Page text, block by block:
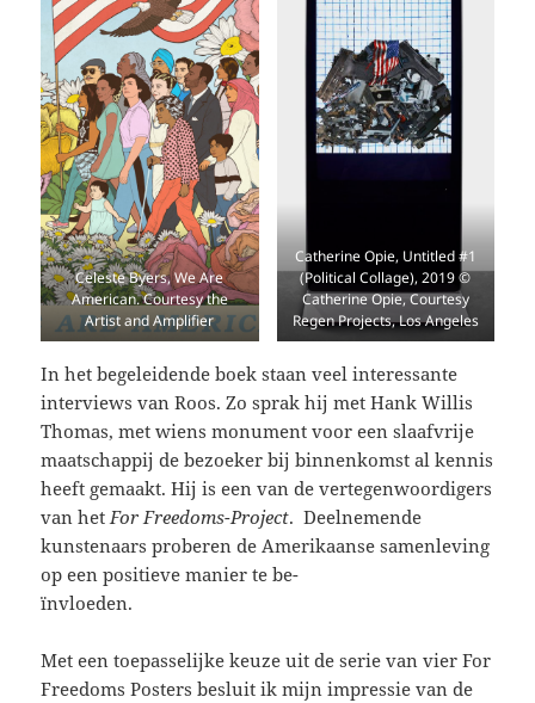
Celeste Byers, We Are
American. Courtesy the
Artist and Amplifier
Catherine Opie, Untitled #1
(Political Collage), 2019 ©
Catherine Opie, Courtesy
Regen Projects, Los Angeles
In het begeleidende boek staan veel interessante
interviews van Roos. Zo sprak hij met Hank Willis
Thomas, met wiens monument voor een slaafvrije
maatschappij de bezoeker bij binnenkomst al kennis
heeft gemaakt. Hij is een van de vertegenwoordigers
van hetFor Freedoms-Project. Deelnemende
kunstenaars proberen de Amerikaanse samenleving
op een positieve manier te be-
ïnvloeden.
Met een toepasselijke keuze uit de serie van vier For
Freedoms Posters besluit ik mijn impressie van de